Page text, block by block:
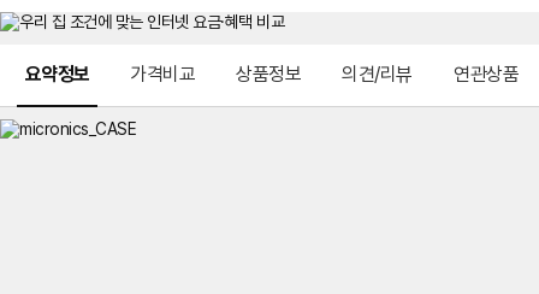
요약정보 가격비교 상품정보 의견/리뷰 연관상품